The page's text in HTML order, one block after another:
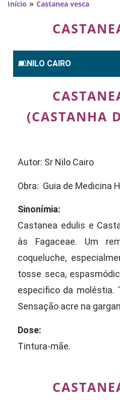
Início » Castanea vesca
NILO CAIRO
(CASTANHA
Autor: Sr Nilo Cairo
Obra: Guia de Medicina
Sinonímia:
Castanea edulis e
às Fagaceae. Um
coqueluche,
tosse seca,
especifico da moléstia.
Sensação acre na
Dose:
Tintura-mãe.